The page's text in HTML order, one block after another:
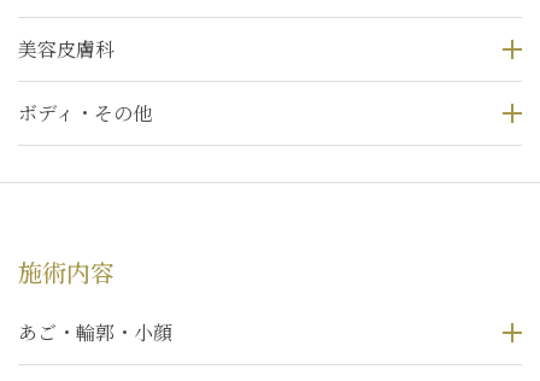
美容皮膚科
ボディ・その他
施術内容
あご・輪郭・小顔